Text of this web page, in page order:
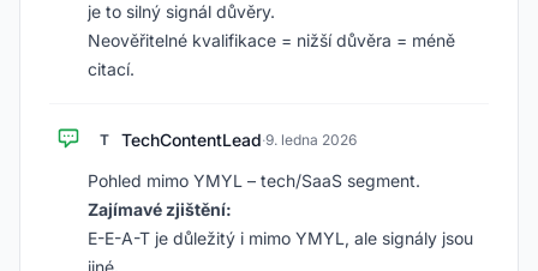
je to silný signál důvěry.
Neověřitelné kvalifikace = nižší důvěra = méně
citací.
T TechContentLead·9. ledna 2026
Pohled mimo YMYL – tech/SaaS segment.
Zajímavé zjištění:
E-E-A-T je důležitý i mimo YMYL, ale signály jsou
jiné.